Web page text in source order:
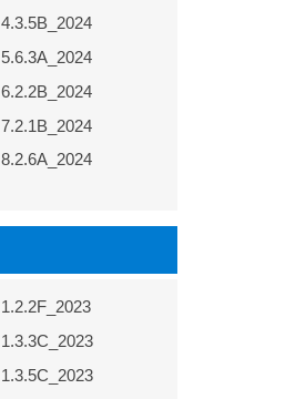
4.3.5B_2024
5.6.3A_2024
6.2.2B_2024
7.2.1B_2024
8.2.6A_2024
1.2.2F_2023
1.3.3C_2023
1.3.5C_2023